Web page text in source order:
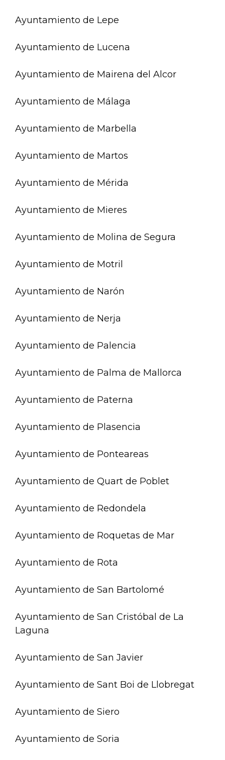
Ayuntamiento de Lepe
Ayuntamiento de Lucena
Ayuntamiento de Mairena del Alcor
Ayuntamiento de Málaga
Ayuntamiento de Marbella
Ayuntamiento de Martos
Ayuntamiento de Mérida
Ayuntamiento de Mieres
Ayuntamiento de Molina de Segura
Ayuntamiento de Motril
Ayuntamiento de Narón
Ayuntamiento de Nerja
Ayuntamiento de Palencia
Ayuntamiento de Palma de Mallorca
Ayuntamiento de Paterna
Ayuntamiento de Plasencia
Ayuntamiento de Ponteareas
Ayuntamiento de Quart de Poblet
Ayuntamiento de Redondela
Ayuntamiento de Roquetas de Mar
Ayuntamiento de Rota
Ayuntamiento de San Bartolomé
Ayuntamiento de San Cristóbal de La
Laguna
Ayuntamiento de San Javier
Ayuntamiento de Sant Boi de Llobregat
Ayuntamiento de Siero
Ayuntamiento de Soria